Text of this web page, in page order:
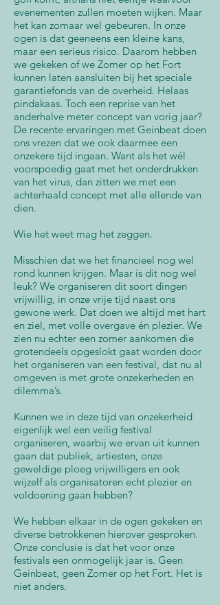
evenementen zullen moeten wijken. Maar
het kan zomaar wel gebeuren. In onze
ogen is dat geeneens een kleine kans,
maar een serieus risico. Daarom hebben
we gekeken of we Zomer op het Fort
kunnen laten aansluiten bij het speciale
garantiefonds van de overheid. Helaas
pindakaas. Toch een reprise van het
anderhalve meter concept van vorig jaar?
De recente ervaringen met Geinbeat doen
ons vrezen dat we ook daarmee een
onzekere tijd ingaan. Want als het wél
voorspoedig gaat met het onderdrukken
van het virus, dan zitten we met een
achterhaald concept met alle ellende van
dien.
Wie het weet mag het zeggen.
Misschien dat we het financieel nog wel
rond kunnen krijgen. Maar is dit nog wel
leuk? We organiseren dit soort dingen
vrijwillig, in onze vrije tijd naast ons
gewone werk. Dat doen we altijd met hart
en ziel, met volle overgave én plezier. We
zien nu echter een zomer aankomen die
grotendeels opgeslokt gaat worden door
het organiseren van een festival, dat nu al
omgeven is met grote onzekerheden en
dilemma’s.
Kunnen we in deze tijd van onzekerheid
eigenlijk wel een veilig festival
organiseren, waarbij we ervan uit kunnen
gaan dat publiek, artiesten, onze
geweldige ploeg vrijwilligers en ook
wijzelf als organisatoren echt plezier en
voldoening gaan hebben?
We hebben elkaar in de ogen gekeken en
diverse betrokkenen hierover gesproken.
Onze conclusie is dat het voor onze
festivals een onmogelijk jaar is. Geen
Geinbeat, geen Zomer op het Fort. Het is
niet anders.